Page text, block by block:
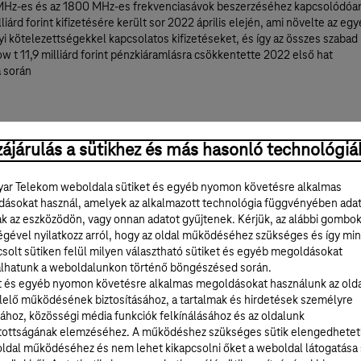
es és az 1800 MHz-es frekvenciasávok beszerzéséhez
forint kifizetésére került sor 2022 április elején, ami növelte az
kötelezettségekkel kapcsolatos kifizetéseket, és így az összes szabad
t 11,9 milliárd forint pénzkiáramlásra csökkentette 2022 első hat
során
eredmények:
a kiemelkedő ügyfélélmény megőrzéséhez elengedhetetlen
és mobil hálózati befektetésekre helyezett erőteljes hangsúlyt
folytatódott a felgyorsított optikai hálózat kiépítés és a RAN
valamint Magyarországon megtörtént a 3G szolgáltatás leállítása,
teszi a hatékonyabb frekvencia- és energiafelhasználást
negyedévében is folytatódott a magyarországi ügyfélkör
szélessávú előfizetések száma 7,3%-kal, a TV-előfizetések száma
míg a szerződéses mobil SIM-ek száma 5,1%-kal nőtt az előző év
képest
optikai hálózati penetráció a lefedettség bővülésével
tovább emelkedett; az optikai ügyfelek száma 2022 június
27%-kal bővült§ A mobil adathasználat növekedése folytatódott,
a sütikhez és más hasonló
Telekom weboldala sütiket és egyéb nyomon követésre alkalmas
használ, amelyek az alkalmazott technológia függvényében
az eszközödön, vagy onnan adatot gyűjtenek. Kérjük, az alábbi
nyilatkozz arról, hogy az oldal működéséhez szükséges és így
sütiken felül milyen választható sütiket és egyéb megoldásokat
a weboldalunkon történő böngészésed során.
és egyéb nyomon követésre alkalmas megoldásokat használunk az
működésének biztosításához, a tartalmak és hirdetések személyre
közösségi média funkciók felkínálásához és az oldalunk
elemzéséhez. A működéshez szükséges sütik
működéséhez és nem lehet kikapcsolni őket a weboldal látogatása